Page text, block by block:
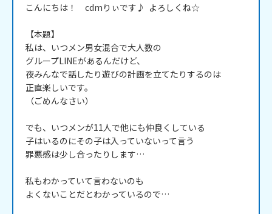
こんにちは！　cdmりぃです♪  よろしくね☆
【本題】
私は、いつメン男女混合で大人数の
グループLINEがあるんだけど、
夜みんなで話したり遊びの計画を立てたりするのは
正直楽しいです。
（ごめんなさい）
でも、いつメンが11人で他にも仲良くしている
子はいるのにその子は入っていないって言う
罪悪感は少し合ったりします…
私もわかっていて言わないのも
よくないことだとわかっているので…